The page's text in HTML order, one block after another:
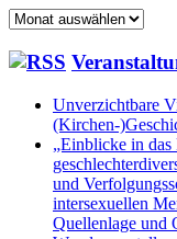
Archiv:
Unverzichtbare
(Kirchen-
„Einblicke in das
und
intersexuellen
Quellenlage und